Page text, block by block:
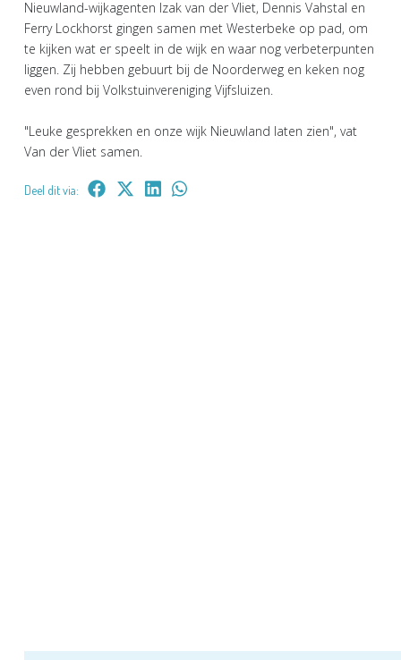
Nieuwland-wijkagenten Izak van der Vliet, Dennis Vahstal en
Ferry Lockhorst gingen samen met Westerbeke op pad, om
te kijken wat er speelt in de wijk en waar nog verbeterpunten
liggen. Zij hebben gebuurt bij de Noorderweg en keken nog
even rond bij Volkstuinvereniging Vijfsluizen.
"Leuke gesprekken en onze wijk Nieuwland laten zien", vat
Van der Vliet samen.
Deel dit via: